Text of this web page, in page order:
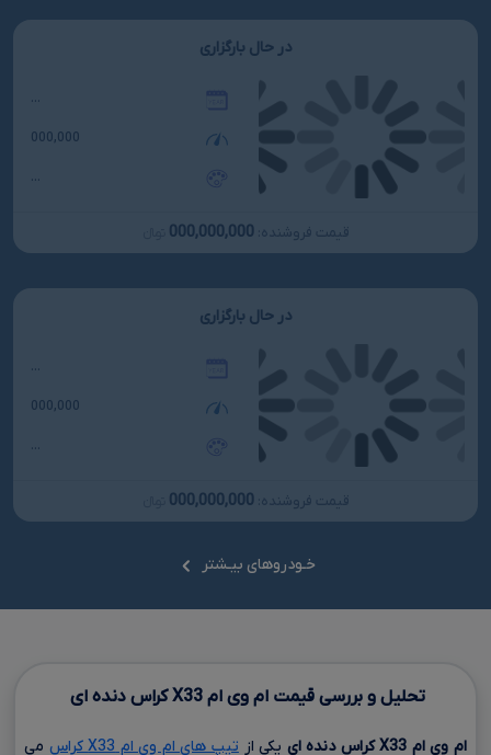
در حال بارگزاری
...
000,000
...
قیمت فروشنده: 000,000,000
در حال بارگزاری
...
000,000
...
قیمت فروشنده: 000,000,000
خـودروهای بیـشتر
تحلیل و بررسی قیمت ام وی ام X33کراس دنده ای
ام وی ام X33کراس دنده ای یکی از تیپ های ام وی ام X33 کراس می